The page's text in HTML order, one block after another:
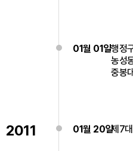
01월 01일행정
농성
중봉
2011 01월 20일제7